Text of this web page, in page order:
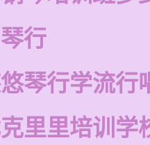
行
琴行学流行
里里培训学